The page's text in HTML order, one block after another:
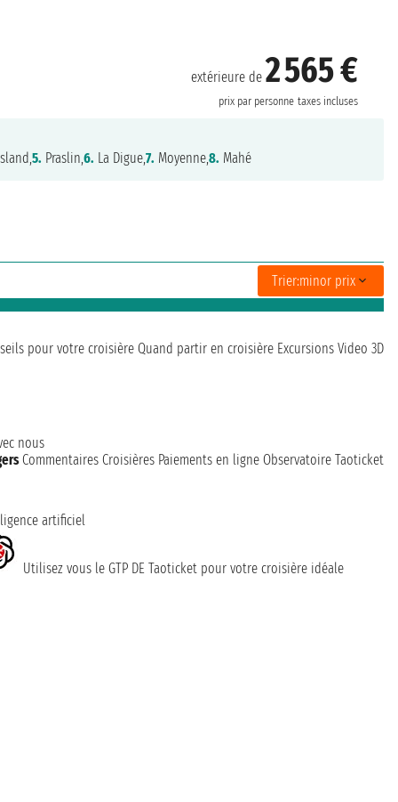
extérieure de2 565 €
prix par personne taxes incluses
5. Praslin,6. La Digue,7. Moyenne,8. Mahé
Trier:minor prix
pour votre croisière Quand partir en croisière Excursions Video 3D
nous
Commentaires Croisières Paiements en ligne Observatoire Taoticket
artificiel
Utilisez vous le GTP DE Taoticket pour votre croisière idéale